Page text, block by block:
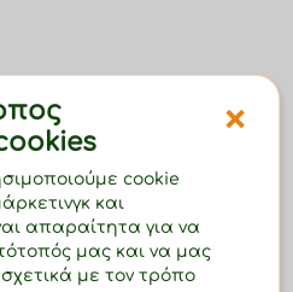
αποδοτικά.
χαρτιού
26.500 λίτρα
πετρελαίου.
από
×
cookie
και
απαραίτητα για να
μας και να μας
με τον τρόπο